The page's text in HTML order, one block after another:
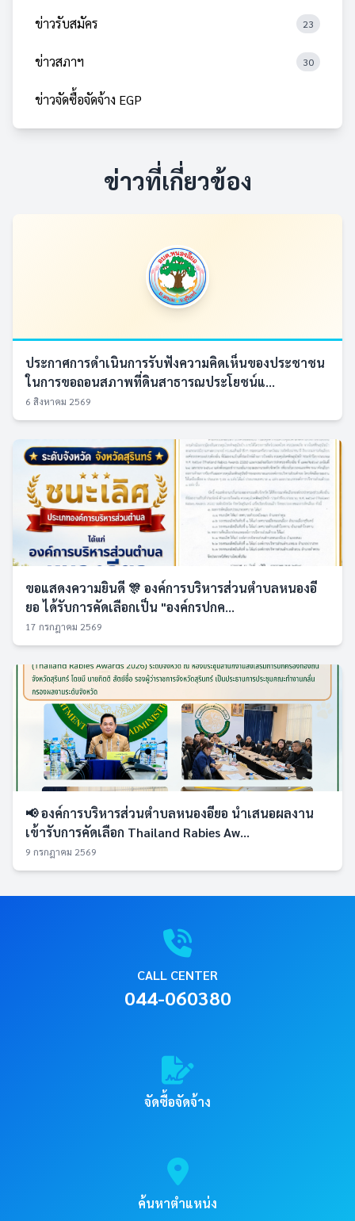
ข่าวรับสมัคร 23
ข่าวสภาฯ 30
ข่าวจัดซื้อจัดจ้าง EGP
ข่าวที่เกี่ยวข้อง
ประกาศการดำเนินการรับฟังความคิดเห็นของประชาชน
ในการขอถอนสภาพที่ดินสาธารณประโยชน์แ...
6 สิงหาคม 2569
ขอแสดงความยินดี 🎊 องค์การบริหารส่วนตำบลหนองอี
ยอ ได้รับการคัดเลือกเป็น "องค์กรปกค...
17 กรกฎาคม 2569
📢 องค์การบริหารส่วนตำบลหนองอียอ นำเสนอผลงาน
เข้ารับการคัดเลือก Thailand Rabies Aw...
9 กรกฎาคม 2569
CALL CENTER
044-060380
จัดซื้อจัดจ้าง
ค้นหาตำแหน่ง